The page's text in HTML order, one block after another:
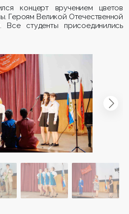
концерт вручением цветов
Героям Великой Отечественной
Все студенты присоединились